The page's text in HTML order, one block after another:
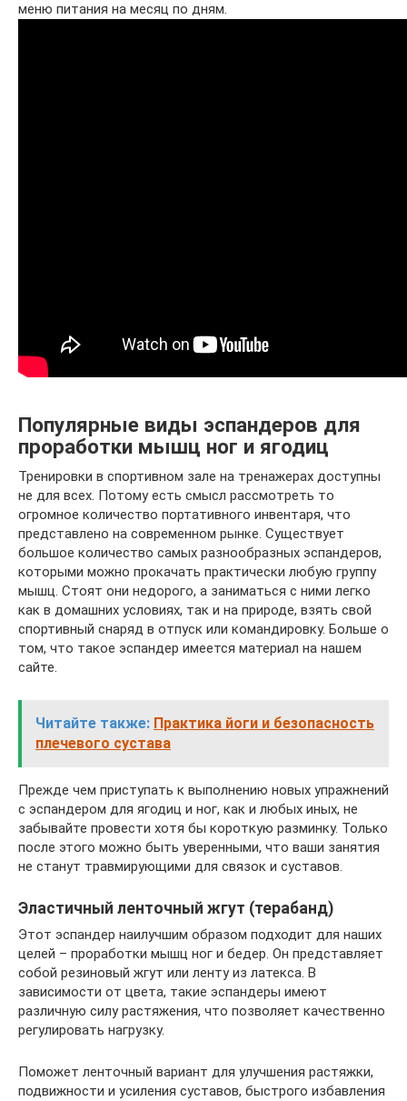
меню питания на месяц по дням.
Популярные виды эспандеров для
проработки мышц ног и ягодиц
Тренировки в спортивном зале на тренажерах доступны
не для всех. Потому есть смысл рассмотреть то
огромное количество портативного инвентаря, что
представлено на современном рынке. Существует
большое количество самых разнообразных эспандеров,
которыми можно прокачать практически любую группу
мышц. Стоят они недорого, а заниматься с ними легко
как в домашних условиях, так и на природе, взять свой
спортивный снаряд в отпуск или командировку. Больше о
том, что такое эспандер имеется материал на нашем
сайте.
Читайте также: Практика йоги и безопасность
плечевого сустава
Прежде чем приступать к выполнению новых упражнений
с эспандером для ягодиц и ног, как и любых иных, не
забывайте провести хотя бы короткую разминку. Только
после этого можно быть уверенными, что ваши занятия
не станут травмирующими для связок и суставов.
Эластичный ленточный жгут (терабанд)
Этот эспандер наилучшим образом подходит для наших
целей – проработки мышц ног и бедер. Он представляет
собой резиновый жгут или ленту из латекса. В
зависимости от цвета, такие эспандеры имеют
различную силу растяжения, что позволяет качественно
регулировать нагрузку.
Поможет ленточный вариант для улучшения растяжки,
подвижности и усиления суставов, быстрого избавления